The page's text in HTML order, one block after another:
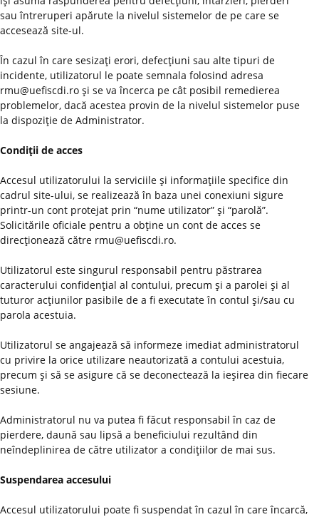
sau întreruperi apărute la nivelul sistemelor de pe care se
accesează site-ul.
În cazul în care sesizaţi erori, defecţiuni sau alte tipuri de
incidente, utilizatorul le poate semnala folosind adresa
rmu@uefiscdi.ro şi se va încerca pe cât posibil remedierea
problemelor, dacă acestea provin de la nivelul sistemelor puse
la dispoziţie de Administrator.
Condiţii de acces
Accesul utilizatorului la serviciile şi informaţiile specifice din
cadrul site-ului, se realizează în baza unei conexiuni sigure
printr-un cont protejat prin “nume utilizator” şi “parolă”.
Solicitările oficiale pentru a obţine un cont de acces se
direcţionează către rmu@uefiscdi.ro.
Utilizatorul este singurul responsabil pentru păstrarea
caracterului confidenţial al contului, precum şi a parolei şi al
tuturor acţiunilor pasibile de a fi executate în contul şi/sau cu
parola acestuia.
Utilizatorul se angajează să informeze imediat administratorul
cu privire la orice utilizare neautorizată a contului acestuia,
precum şi să se asigure că se deconectează la ieşirea din fiecare
sesiune.
Administratorul nu va putea fi făcut responsabil în caz de
pierdere, daună sau lipsă a beneficiului rezultând din
neîndeplinirea de către utilizator a condiţiilor de mai sus.
Suspendarea accesului
Accesul utilizatorului poate fi suspendat în cazul în care încarcă,